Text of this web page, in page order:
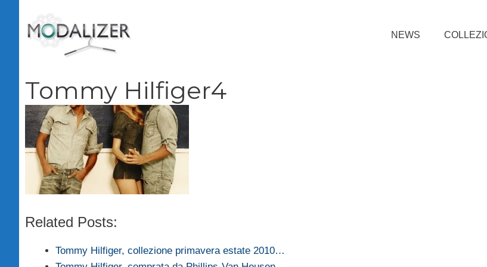
contenuto
NEWS
Tommy Hilfiger4
Related Posts:
Tommy Hilfiger, collezione primavera estate 2010…